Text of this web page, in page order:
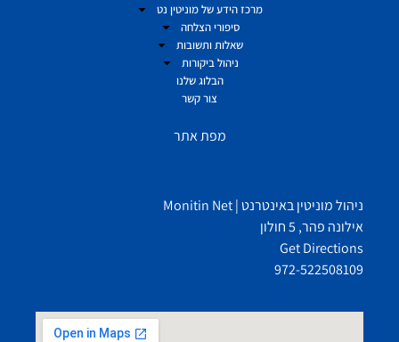
מרכז הידע של מוניטין נט
סיפורי הצלחה
שאלות ותשובות
ניהול ביקורות
הבלוג שלנו
צור קשר
מפת אתר
ניהול מוניטין באינטרנט | Monitin Net
אילונה פהר, 5 חולון
Get Directions
972-522508109